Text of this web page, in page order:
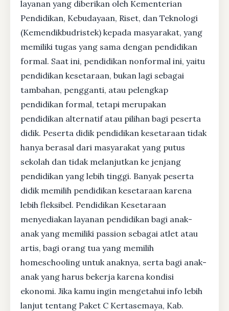
layanan yang diberikan oleh Kementerian
Pendidikan, Kebudayaan, Riset, dan Teknologi
(Kemendikbudristek) kepada masyarakat, yang
memiliki tugas yang sama dengan pendidikan
formal. Saat ini, pendidikan nonformal ini, yaitu
pendidikan kesetaraan, bukan lagi sebagai
tambahan, pengganti, atau pelengkap
pendidikan formal, tetapi merupakan
pendidikan alternatif atau pilihan bagi peserta
didik. Peserta didik pendidikan kesetaraan tidak
hanya berasal dari masyarakat yang putus
sekolah dan tidak melanjutkan ke jenjang
pendidikan yang lebih tinggi. Banyak peserta
didik memilih pendidikan kesetaraan karena
lebih fleksibel. Pendidikan Kesetaraan
menyediakan layanan pendidikan bagi anak-
anak yang memiliki passion sebagai atlet atau
artis, bagi orang tua yang memilih
homeschooling untuk anaknya, serta bagi anak-
anak yang harus bekerja karena kondisi
ekonomi. Jika kamu ingin mengetahui info lebih
lanjut tentang Paket C Kertasemaya, Kab.